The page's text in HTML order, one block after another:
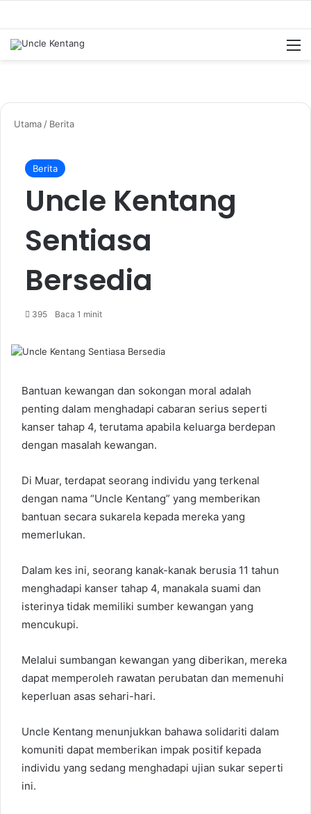
Utama / Berita
Berita
Uncle Kentang
Sentiasa
Bersedia
395 Baca 1 minit
Bantuan kewangan dan sokongan moral adalah
penting dalam menghadapi cabaran serius seperti
kanser tahap 4, terutama apabila keluarga berdepan
dengan masalah kewangan.
Di Muar, terdapat seorang individu yang terkenal
dengan nama “Uncle Kentang” yang memberikan
bantuan secara sukarela kepada mereka yang
memerlukan.
Dalam kes ini, seorang kanak-kanak berusia 11 tahun
menghadapi kanser tahap 4, manakala suami dan
isterinya tidak memiliki sumber kewangan yang
mencukupi.
Melalui sumbangan kewangan yang diberikan, mereka
dapat memperoleh rawatan perubatan dan memenuhi
keperluan asas sehari-hari.
Uncle Kentang menunjukkan bahawa solidariti dalam
komuniti dapat memberikan impak positif kepada
individu yang sedang menghadapi ujian sukar seperti
ini.